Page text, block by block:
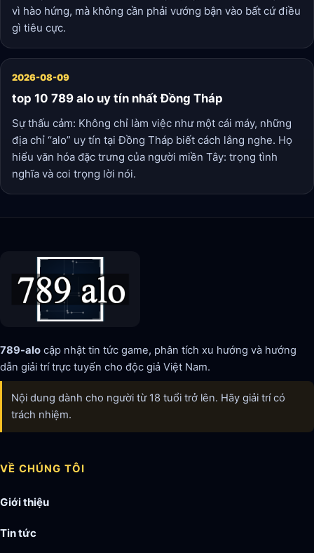
vì hào hứng, mà không cần phải vướng bận vào bất cứ điều
gì tiêu cực.
2026-08-09
top 10 789 alo uy tín nhất Đồng Tháp
Sự thấu cảm: Không chỉ làm việc như một cái máy, những
địa chỉ “alo” uy tín tại Đồng Tháp biết cách lắng nghe. Họ
hiểu văn hóa đặc trưng của người miền Tây: trọng tình
nghĩa và coi trọng lời nói.
789-alo cập nhật tin tức game, phân tích xu hướng và hướng
dẫn giải trí trực tuyến cho độc giả Việt Nam.
Nội dung dành cho người từ 18 tuổi trở lên. Hãy giải trí có
trách nhiệm.
VỀ CHÚNG TÔI
Giới thiệu
Tin tức